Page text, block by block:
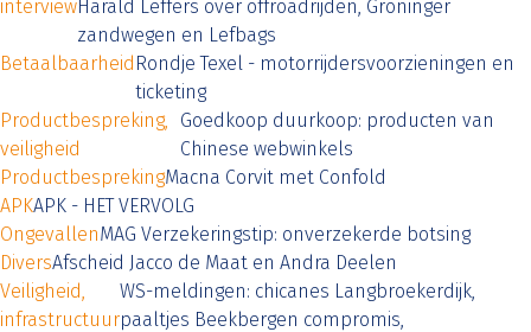
interviewHarald Leffers over offroadrijden, Groninger
zandwegen en Lefbags
Betaalbaarheid Rondje Texel - motorrijdersvoorzieningen en
ticketing
Productbespreking,
veiligheid
Goedkoop duurkoop: producten van
Chinese webwinkels
ProductbesprekingMacna Corvit met Confold
APKAPK - HET VERVOLG
OngevallenMAG Verzekeringstip: onverzekerde botsing
DiversAfscheid Jacco de Maat en Andra Deelen
Veiligheid,
infrastructuur
WS-meldingen: chicanes Langbroekerdijk,
paaltjes Beekbergen compromis,